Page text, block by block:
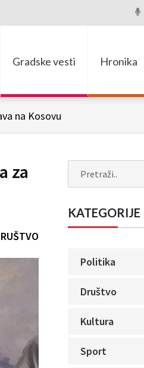
Gradske vesti Hronika
na Kosovu
za
KATEGORIJE
Politika
Društvo
Kultura
Sport